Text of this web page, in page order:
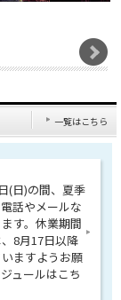
一覧はこちら
(日)の間、夏季
話やメールな
す。休業期間
8月17日以降
ますようお願
ュールはこち